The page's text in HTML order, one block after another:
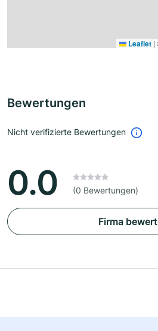
Leaflet |
Bewertungen
Nicht verifizierte Bewertungen
0.0 (0 Bewertungen)
Firma